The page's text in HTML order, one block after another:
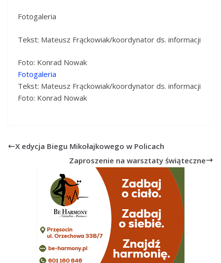
Fotogaleria
Tekst: Mateusz Frąckowiak/koordynator ds. informacji
Foto: Konrad Nowak
Fotogaleria
Tekst: Mateusz Frąckowiak/koordynator ds. informacji
Foto: Konrad Nowak
X edycja Biegu Mikołajkowego w Policach
Zaproszenie na warsztaty świąteczne